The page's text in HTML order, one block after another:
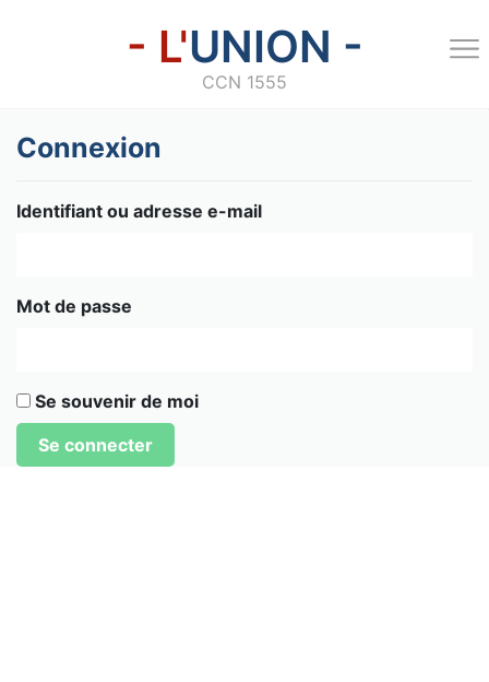
- L'UNION -
CCN 1555
Connexion
Identifiant ou adresse e-mail
Mot de passe
Se souvenir de moi